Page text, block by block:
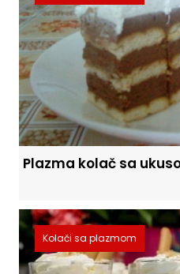
Plazma kolač sa
Kolači sa plazmom